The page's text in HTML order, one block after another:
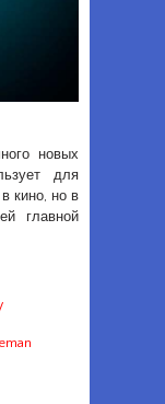
новых
для
кино, но в
главной